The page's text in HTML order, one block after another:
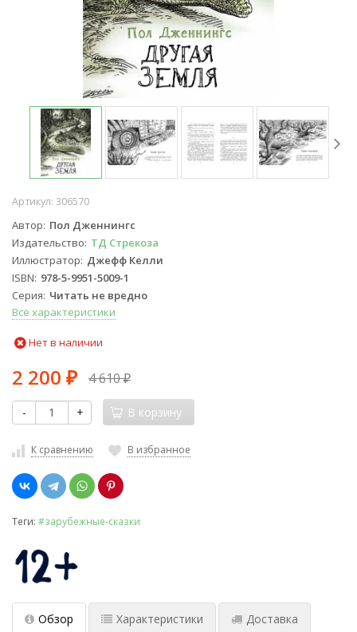
Артикул: 306570
Автор Пол Дженнингс
Издательство ТД Стрекоза
Иллюстратор Джефф Келли
ISBN 978-5-9951-5009-1
Серия Читать не вредно
Все характеристики
Нет в наличии
2 200 ₽ 4 610₽
- + В корзину
К сравнению В избранное
Теги: #зарубежные-сказки
Обзор Характеристики Доставка